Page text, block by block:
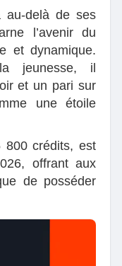
au-delà de ses
l’avenir du
et dynamique.
jeunesse, il
et un pari sur
une étoile
800 crédits, est
offrant aux
de posséder